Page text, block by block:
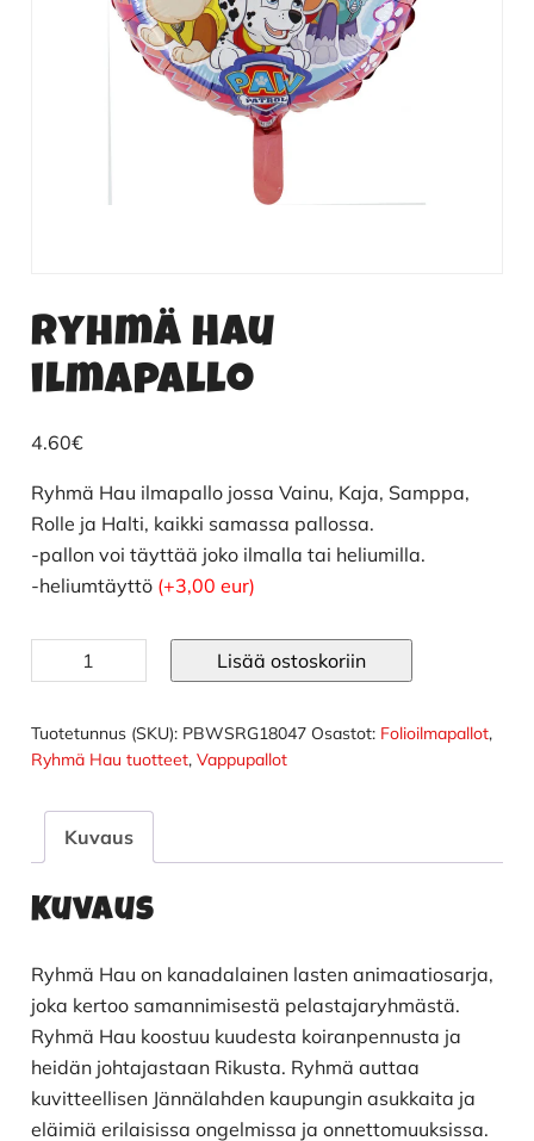
Ryhmä Hau
ilmapallo
4.60€
Ryhmä Hau ilmapallo jossa Vainu, Kaja, Samppa,
Rolle ja Halti, kaikki samassa pallossa.
-pallon voi täyttää joko ilmalla tai heliumilla.
-heliumtäyttö (+3,00 eur)
Hau
määrä
Lisää ostoskoriin
Tuotetunnus (SKU): PBWSRG18047 Osastot: Folioilmapallot,
Ryhmä Hau tuotteet, Vappupallot
Kuvaus
Kuvaus
Ryhmä Hau on kanadalainen lasten animaatiosarja,
joka kertoo samannimisestä pelastajaryhmästä.
Ryhmä Hau koostuu kuudesta koiranpennusta ja
heidän johtajastaan Rikusta. Ryhmä auttaa
kuvitteellisen Jännälahden kaupungin asukkaita ja
eläimiä erilaisissa ongelmissa ja onnettomuuksissa.